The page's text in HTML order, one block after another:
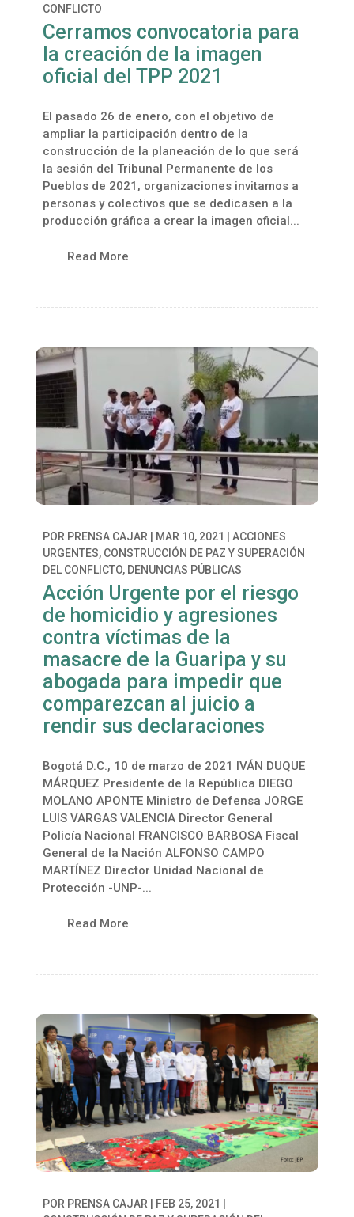
CONFLICTO
Cerramos convocatoria para
la creación de la imagen
oficial del TPP 2021
El pasado 26 de enero, con el objetivo de
ampliar la participación dentro de la
construcción de la planeación de lo que será
la sesión del Tribunal Permanente de los
Pueblos de 2021, organizaciones invitamos a
personas y colectivos que se dedicasen a la
producción gráfica a crear la imagen oficial...
Read More
POR PRENSA CAJAR MAR 10, 2021
ACCIONES
URGENTES, CONSTRUCCIÓN DE PAZ Y SUPERACIÓN
DEL CONFLICTO, DENUNCIAS PÚBLICAS
Acción Urgente por el riesgo
de homicidio y agresiones
contra víctimas de la
masacre de la Guaripa y su
abogada para impedir que
comparezcan al juicio a
rendir sus declaraciones
Bogotá D.C., 10 de marzo de 2021 IVÁN DUQUE
MÁRQUEZ Presidente de la República DIEGO
MOLANO APONTE Ministro de Defensa JORGE
LUIS VARGAS VALENCIA Director General
Policía Nacional FRANCISCO BARBOSA Fiscal
General de la Nación ALFONSO CAMPO
MARTÍNEZ Director Unidad Nacional de
Protección -UNP-...
Read More
POR PRENSA CAJAR| FEB 25, 2021